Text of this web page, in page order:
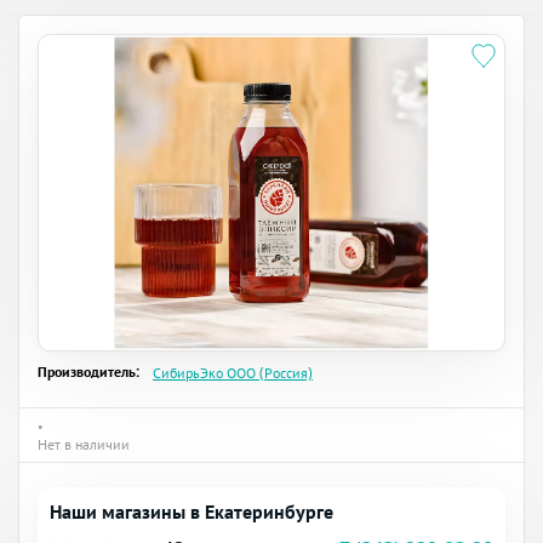
Производитель: СибирьЭко ООО (Россия)
•
Нет в наличии
Наши магазины в Екатеринбурге